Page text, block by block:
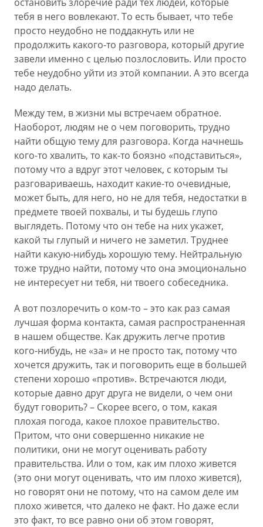
тебя в него вовлекают. То есть бывает, что тебе
просто неудобно не поддакнуть или не
продолжить какого-то разговора, который другие
завели именно с целью позлословить. Или просто
тебе неудобно уйти из этой компании. А это всегда
надо делать.
Между тем, в жизни мы встречаем обратное.
Наоборот, людям не о чем поговорить, трудно
найти общую тему для разговора. Когда начнешь
кого-то хвалить, то как-то боязно «подставиться»,
потому что а вдруг этот человек, с которым ты
разговариваешь, находит какие-то очевидные,
может быть, для него, но не для тебя, недостатки в
предмете твоей похвалы, и ты будешь глупо
выглядеть. Потому что он тебе на них укажет,
какой ты глупый и ничего не заметил. Труднее
найти какую-нибудь хорошую тему. Нейтральную
тоже трудно найти, потому что она эмоционально
не интересует ни тебя, ни твоего собеседника.
А вот позлоречить о ком-то – это как раз самая
лучшая форма контакта, самая распространенная
в нашем обществе. Как дружить легче против
кого-нибудь, не «за» и не просто так, потому что
хочется дружить, так и поговорить еще в большей
степени хорошо «против». Встречаются люди,
которые давно друг друга не видели, о чем они
будут говорить? – Скорее всего, о том, какая
плохая погода, какое плохое правительство.
Притом, что они совершенно никакие не
политики, они не могут оценивать работу
правительства. Или о том, как им плохо живется
(это они могут оценивать, что им плохо живется),
но говорят они не потому, что на самом деле им
плохо живется, что далеко не факт. Но даже если
это факт, то все равно они об этом говорят,